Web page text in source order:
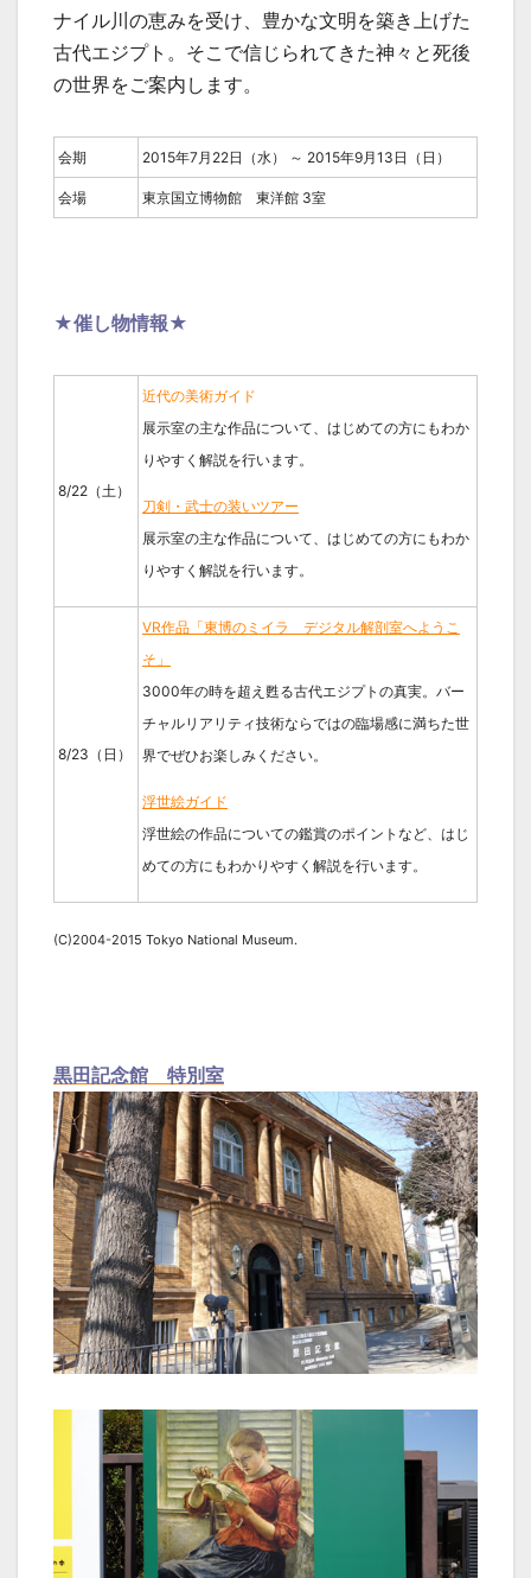
ナイル川の恵みを受け、豊かな文明を築き上げた
古代エジプト。そこで信じられてきた神々と死後
の世界をご案内します。
会期 2015年7月22日（水） ～ 2015年9月13日（日）
会場 東京国立博物館 東洋館 3室
★催し物情報★
8/22（土）
近代の美術ガイド
展示室の主な作品について、はじめての方にもわか
りやすく解説を行います。
刀剣・武士の装いツアー
展示室の主な作品について、はじめての方にもわか
りやすく解説を行います。
8/23（日）
VR作品「東博のミイラ デジタル解剖室へようこ
そ」
3000年の時を超え甦る古代エジプトの真実。バー
チャルリアリティ技術ならではの臨場感に満ちた世
界でぜひお楽しみください。
浮世絵ガイド
浮世絵の作品についての鑑賞のポイントなど、はじ
めての方にもわかりやすく解説を行います。
(C)2004-2015 Tokyo National Museum.
黒田記念館 特別室